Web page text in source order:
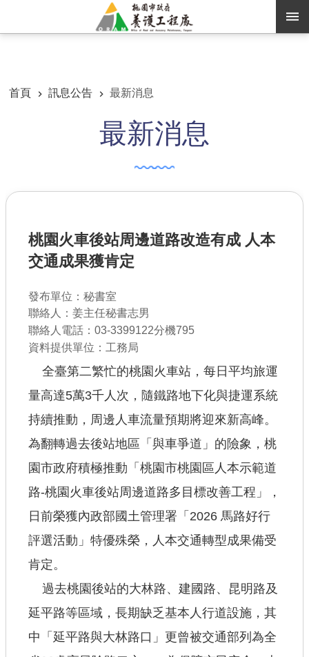
進階搜尋
便民服務
資訊公開
路燈
公共工程
網站導覽
市政信箱
常見問答
桃園市政府
隱私權政策
網站安全政策
政府網站資料開放宣告
首頁
訊息公告 最新消息
最新消息
桃園火車後站周邊道路改造有成 人本
交通成果獲肯定
發布單位：秘書室
聯絡人：姜主任秘書志男
聯絡人電話：03-3399122分機795
資料提供單位：工務局
全臺第二繁忙的桃園火車站，每日平均旅運
量高達5萬3千人次，隨鐵路地下化與捷運系統
持續推動，周邊人車流量預期將迎來新高峰。
為翻轉過去後站地區「與車爭道」的險象，桃
園市政府積極推動「桃園市桃園區人本示範道
路-桃園火車後站周邊道路多目標改善工程」，
日前榮獲內政部國土管理署「2026 馬路好行
評選活動」特優殊榮，人本交通轉型成果備受
肯定。
過去桃園後站的大林路、建國路、昆明路及
延平路等區域，長期缺乏基本人行道設施，其
中「延平路與大林路口」更曾被交通部列為全